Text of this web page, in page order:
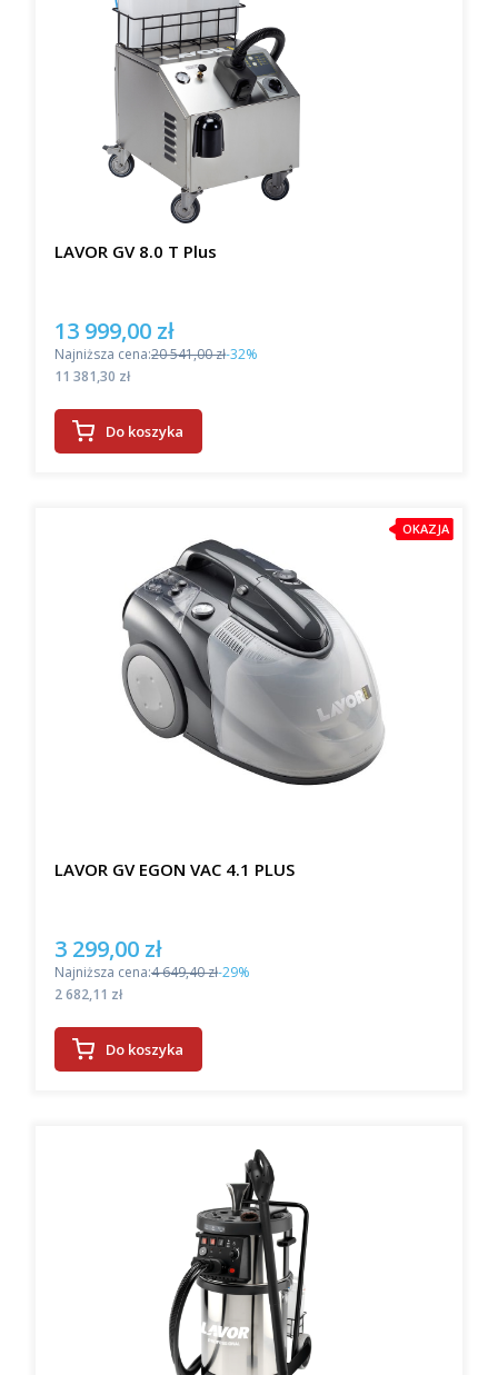
LAVOR GV 8.0 T Plus
Cena promocyjna
13 999,00 zł
Najniższa cena:20 541,00 zł-32%
Cena
11 381,30 zł
Do koszyka
OKAZJA
LAVOR GV EGON VAC 4.1 PLUS
Cena promocyjna
3 299,00 zł
Najniższa cena:4 649,40 zł-29%
Cena
2 682,11 zł
Do koszyka